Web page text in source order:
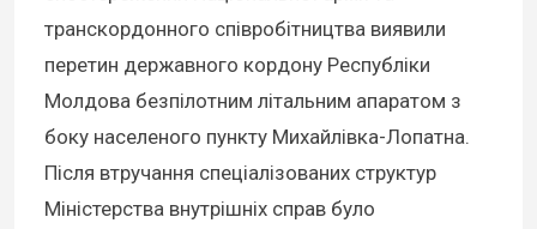
транскордонного співробітництва виявили
перетин державного кордону Республіки
Молдова безпілотним літальним апаратом з
боку населеного пункту Михайлівка-Лопатна.
Після втручання спеціалізованих структур
Міністерства внутрішніх справ було